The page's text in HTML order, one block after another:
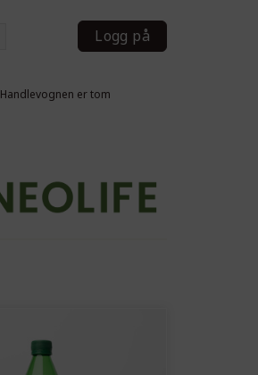
Logg på
Handlevognen er tom